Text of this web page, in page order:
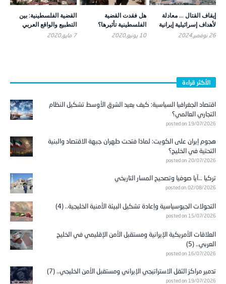
إيقاف القتال … معادلة
لأهداف إسرائيلية إيرانية
26 نوفمبر,2024
هل فقدت القضية
الفلسطينية تأثيرها؟
10 يونيو,2020
القضية الفلسطينية: بين
التطبيع والواقع العربي
7 مايو,2020
الأكثر قراءة
اقتصاد الجغرافيا السياسية: كيف يعيد الشرق الأوسط تشكيل النظام
التجاري العالمي؟
posted on 19/07/2026
هجوم إيران على الكويت: لماذا فتحت طهران جبهة الاقتصاد والبنية
التحتية في الخليج؟
posted on 20/07/2026
تركيا …آيا صوفيا وتصحيح المسار التاريخي
posted on 02/08/2026
التحولات الجيوسياسية وإعادة تشكيل البيئة الأمنية الخليجية.. (4)
posted on 15/07/2026
العلاقات الأمريكية الإيرانية ومستقبل الأمن الإقليمي في الخليج
العربي.. (5)
posted on 16/07/2026
تدمير مراكز الثقل الاستراتيجي الإيراني ومستقبل الأمن الخليجي.. (7)
posted on 19/07/2026